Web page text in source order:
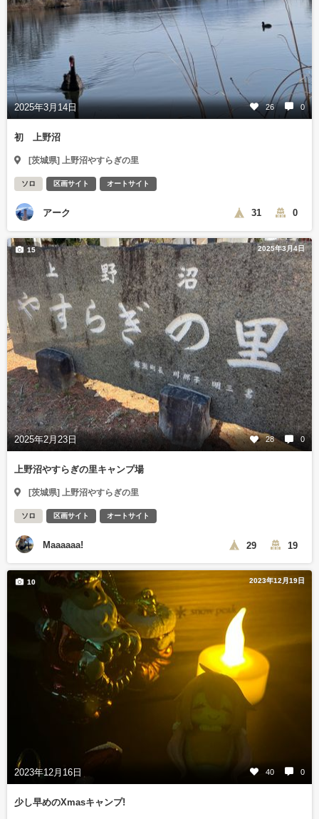
2025年3月14日 26 0
初 上野沼
[茨城県] 上野沼やすらぎの里
ソロ 区画サイト オートサイト
アーク 31 0
2025年3月4日
2025年2月23日 28 0
15
上野沼やすらぎの里キャンプ場
[茨城県] 上野沼やすらぎの里
ソロ 区画サイト オートサイト
Maaaaaa! 29 19
2023年12月19日
2023年12月16日 40 0
10
少し早めのXmasキャンプ!